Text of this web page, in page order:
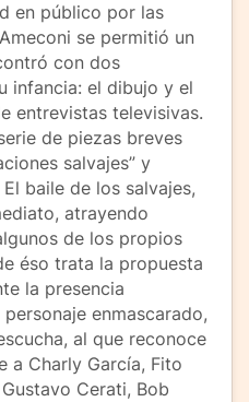
en público por las
se permitió un
con dos
infancia: el dibujo y el
entrevistas televisivas.
de piezas breves
salvajes” y
baile de los salvajes,
atrayendo
de los propios
éso trata la propuesta
la presencia
enmascarado,
al que reconoce
a Charly García, Fito
Cerati, Bob